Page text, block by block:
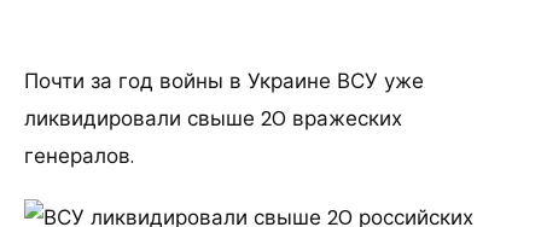
Почти за год войны в Украине ВСУ уже
ликвидировали свыше 20 вражеских
генералов.